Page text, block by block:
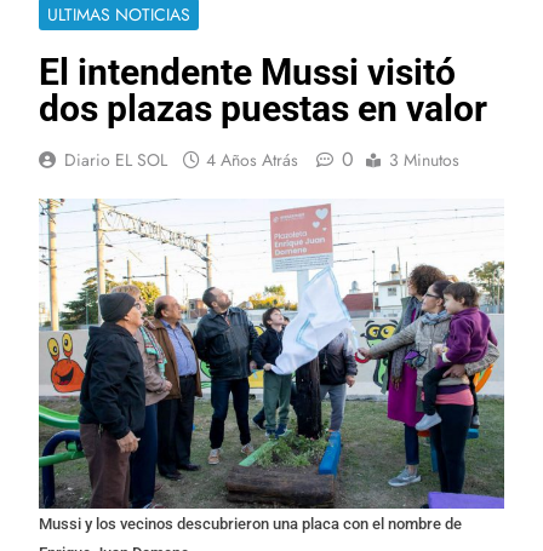
ULTIMAS NOTICIAS
El intendente Mussi visitó
dos plazas puestas en valor
Diario EL SOL 4 Años Atrás 0 3 Minutos
Mussi y los vecinos descubrieron una placa con el nombre de